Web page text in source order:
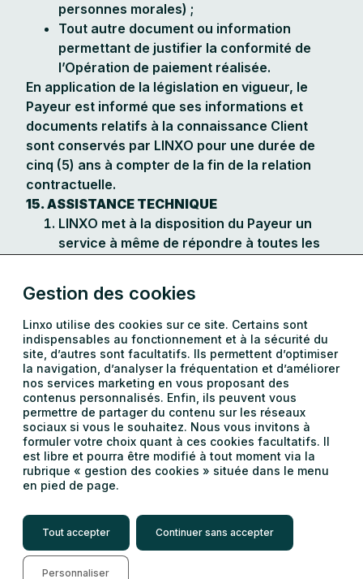
personnes morales) ;
Tout autre document ou information
permettant de justifier la conformité de
l’Opération de paiement réalisée.
En application de la législation en vigueur, le
Payeur est informé que ses informations et
documents relatifs à la connaissance Client
sont conservés par LINXO pour une durée de
cinq (5) ans à compter de la fin de la relation
contractuelle.
15. ASSISTANCE TECHNIQUE
LINXO met à la disposition du Payeur un
service à même de répondre à toutes les
à l’utilisation des services à distance. Le
Payeur peut joindre le service en suivant
les liens d’assistance disponibles sur le site
de LINXO ou bien par e-mail à l’adresse :
assistance@linxo.com
16. RÉCLAMATION ET MÉDIATION
En l’absence de réponse de la part de
LINXO suite à une demande du Payeur
adressée à assistance@linxo.com ou en
cas de mécontentement relatif à
l’utilisation du Service, le Client pourra
adresser une réclamation par email à
l’adresse suivante :
reclamation@linxo.com.
Conformément à ses obligations
réglementaires, le Payeur est informé que
Gestion des cookies
Linxo utilise des cookies sur ce site. Certains sont
indispensables au fonctionnement et à la sécurité du
site, d’autres sont facultatifs. Ils permettent d’optimiser
la navigation, d’analyser la fréquentation et d’améliorer
nos services marketing en vous proposant des
contenus personnalisés. Enfin, ils peuvent vous
permettre de partager du contenu sur les réseaux
sociaux si vous le souhaitez. Nous vous invitons à
formuler votre choix quant à ces cookies facultatifs. Il
est libre et pourra être modifié à tout moment via la
rubrique « gestion des cookies » située dans le menu
en pied de page.
Tout accepter Continuer sans accepter
Personnaliser